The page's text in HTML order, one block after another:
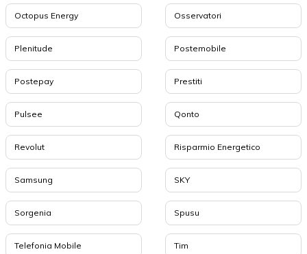
Octopus Energy Osservatori
Plenitude Postemobile
Postepay Prestiti
Pulsee Qonto
Revolut Risparmio Energetico
Samsung SKY
Sorgenia Spusu
Telefonia Mobile Tim